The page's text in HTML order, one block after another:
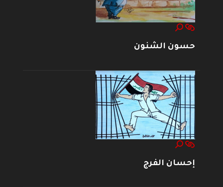
حسون الشنون
إحسان الفرج